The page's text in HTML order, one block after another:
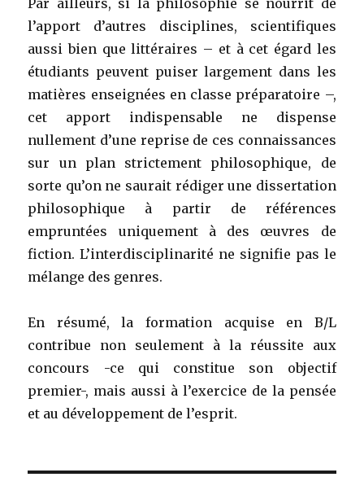
Par ailleurs, si la philosophie se nourrit de
l’apport d’autres disciplines, scientifiques
aussi bien que littéraires – et à cet égard les
étudiants peuvent puiser largement dans les
matières enseignées en classe préparatoire –,
cet apport indispensable ne dispense
nullement d’une reprise de ces connaissances
sur un plan strictement philosophique, de
sorte qu’on ne saurait rédiger une dissertation
philosophique à partir de références
empruntées uniquement à des œuvres de
fiction. L’interdisciplinarité ne signifie pas le
mélange des genres.
En résumé, la formation acquise en B/L
contribue non seulement à la réussite aux
concours -ce qui constitue son objectif
premier-, mais aussi à l’exercice de la pensée
et au développement de l’esprit.